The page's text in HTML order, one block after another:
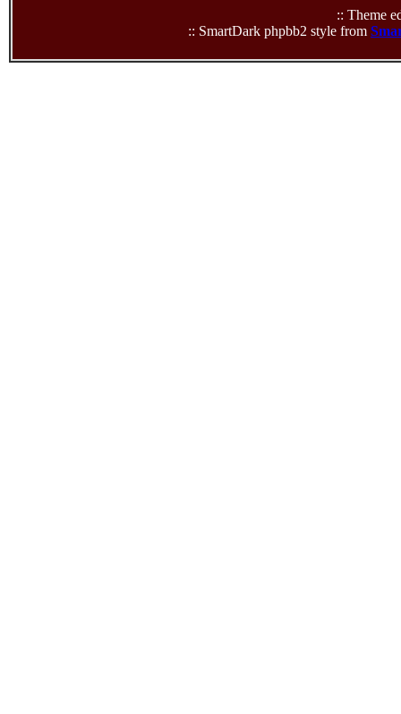
:: Theme
:: SmartDark phpbb2 style from